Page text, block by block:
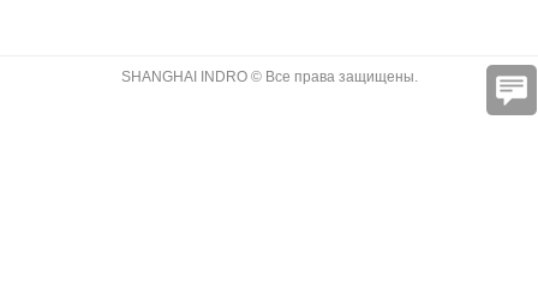
SHANGHAI INDRO © Все права защищены.